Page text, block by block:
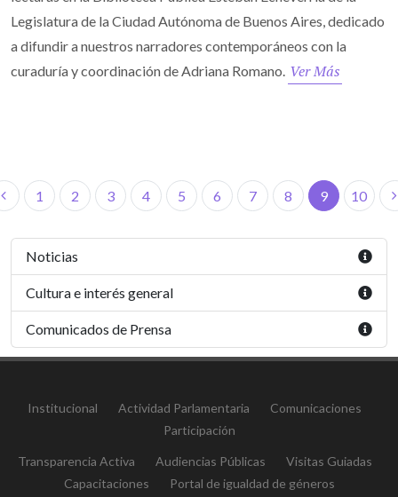
Legislatura de la Ciudad Autónoma de Buenos Aires, dedicado
a difundir a nuestros narradores contemporáneos con la
curaduría y coordinación de Adriana Romano. Ver Más
1 2 3 4 5 6 7 8 9 10
Noticias
Cultura e interés general
Comunicados de Prensa
Institucional Actividad Parlamentaria
Comunicaciones
Participación
Transparencia Activa Audiencias Públicas
Visitas Guiadas
Capacitaciones
Portal de igualdad de géneros